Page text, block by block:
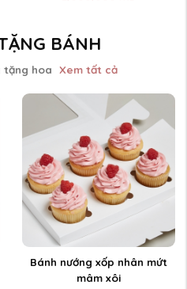
BÁNH
tặng hoa Xem tất cả
Bánh nướng xốp nhân mứt
mâm xôi